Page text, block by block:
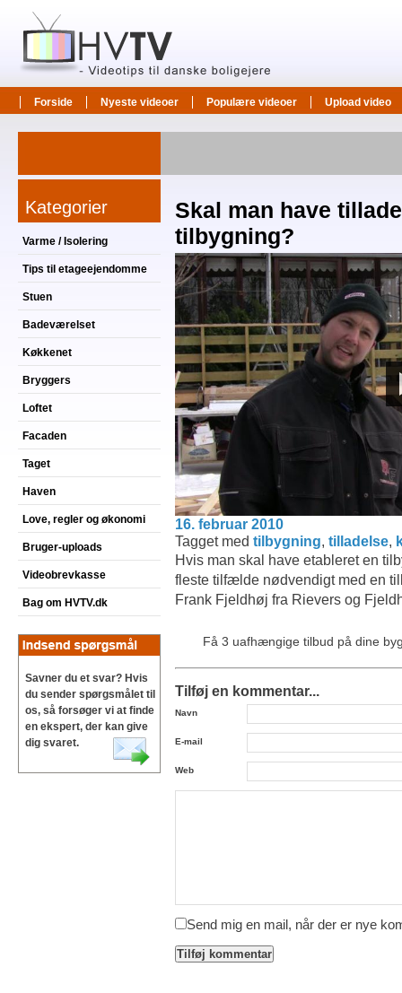
Forside Nyeste videoer Populære videoer Upload video
Kategorier
Varme / Isolering
Tips til etageejendomme
Stuen
Badeværelset
Køkkenet
Bryggers
Loftet
Facaden
Taget
Haven
Love, regler og økonomi
Bruger-uploads
Videobrevkasse
Bag om HVTV.dk
Savner du et svar? Hvis
du sender spørgsmålet til
os, så forsøger vi at finde
en ekspert, der kan give
dig svaret.
Skal man have
tilbygning?
16. februar 2010
Tagget med tilbygning tilladelse
Hvis man skal have etableret en
fleste tilfælde nødvendigt med en
Frank Fjeldhøj fra Rievers og
Få 3 uafhængige tilbud på dine
Tilføj en kommentar...
Navn
E-mail
Web
Send mig en mail, når der er nye